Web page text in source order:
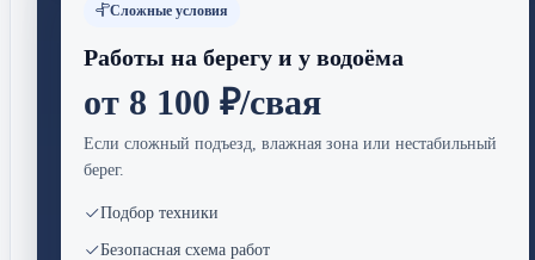
Сложные условия
Работы на берегу и у водоёма
от 8 100 ₽/свая
Если сложный подъезд, влажная зона или нестабильный
берег.
Подбор техники
Безопасная схема работ